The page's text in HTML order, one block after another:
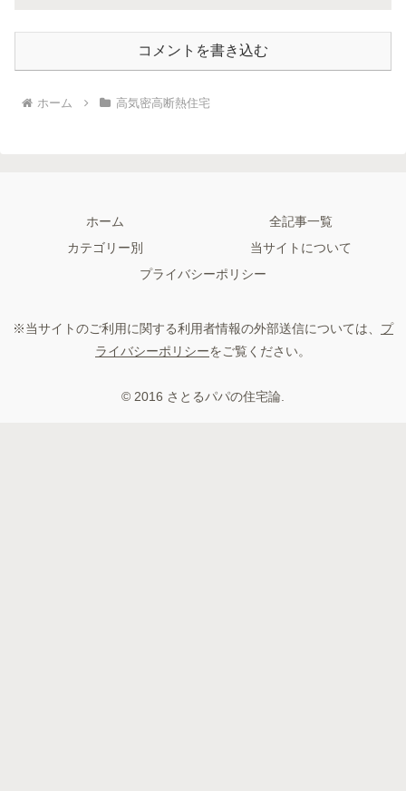
コメントを書き込む
ホーム 高気密高断熱住宅
ホーム
全記事一覧
カテゴリー別
当サイトについて
プライバシーポリシー
※当サイトのご利用に関する利用者情報の外部送信については、 プ
ライバシーポリシーをご覧ください。
© 2016 さとるパパの住宅論.